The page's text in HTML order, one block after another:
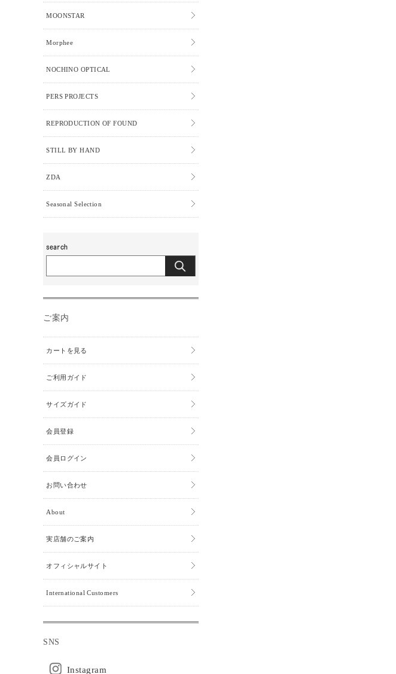
MOONSTAR
Morphee
NOCHINO OPTICAL
PERS PROJECTS
REPRODUCTION OF FOUND
STILL BY HAND
ZDA
Seasonal Selection
ご案内
カートを見る
ご利用ガイド
サイズガイド
会員登録
会員ログイン
お問い合わせ
About
実店舗のご案内
オフィシャルサイト
International Customers
SNS
Instagram